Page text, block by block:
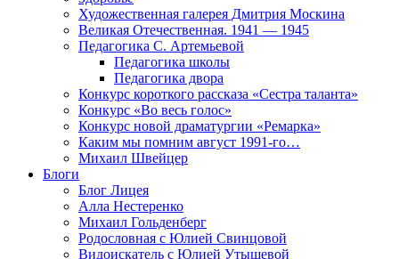
Художественная галерея Дмитрия Москина
Великая Отечественная. 1941 — 1945
Педагогика С. Артемьевой
Педагогика школы
Педагогика двора
Конкурс короткого рассказа «Сестра таланта»
Конкурс «Во весь голос»
Конкурс новой драматургии «Ремарка»
Каким мы помним август 1991-го…
Михаил Швейцер
Блоги
Блог Лицея
Алла Нестеренко
Михаил Гольденберг
Родословная с Юлией Свинцовой
Видоискатель с Юлией Утышевой